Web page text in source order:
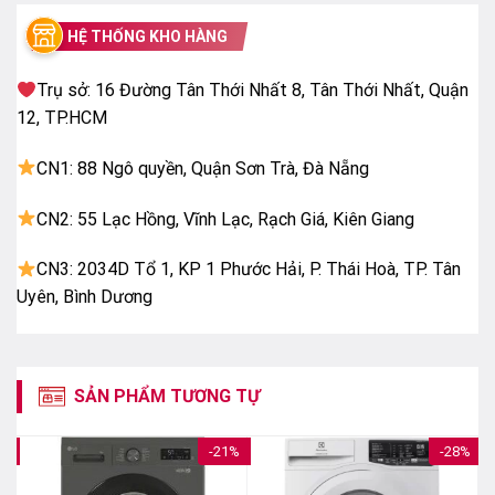
Kích thước – Khối lượng:
Nặng 48 kg
HỆ THỐNG KHO HÀNG
Trụ sở: 16 Đường Tân Thới Nhất 8, Tân Thới Nhất, Quận
12, TP.HCM
CN1: 88 Ngô quyền, Quận Sơn Trà, Đà Nẵng
CN2: 55 Lạc Hồng, Vĩnh Lạc, Rạch Giá, Kiên Giang
CN3: 2034D Tổ 1, KP 1 Phước Hải, P. Thái Hoà, TP. Tân
Uyên, Bình Dương
SẢN PHẨM TƯƠNG TỰ
-21% -28%